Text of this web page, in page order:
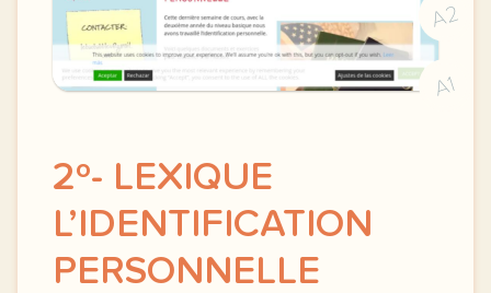
A2
A1
2º- LEXIQUE
L’IDENTIFICATION
PERSONNELLE